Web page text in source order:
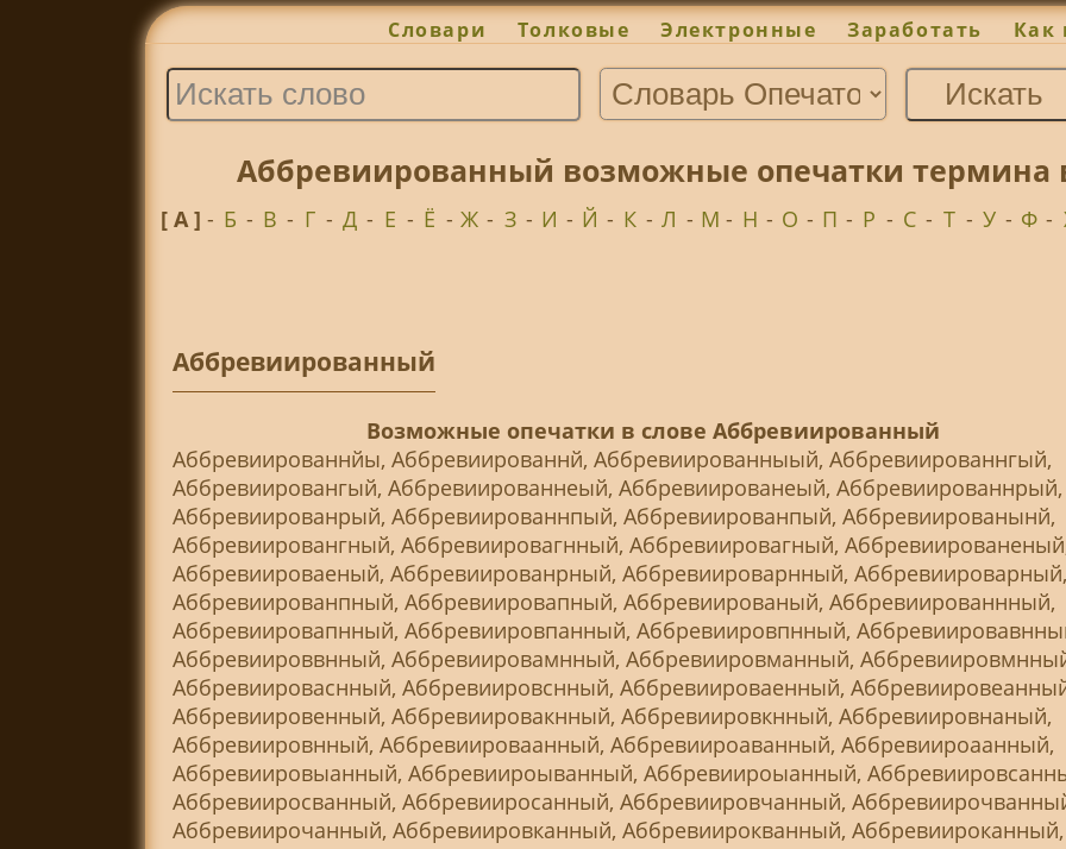
Словари Толковые Электронные Заработать Как
Аббревиированный возможные опечатки термина
[ А ] - Б - В - Г - Д - Е - Ё - Ж - З - И - Й - К - Л - М - Н - О - П - Р - С - Т - У - Ф -
Аббревиированный
Возможные опечатки в слове Аббревиированный
Аббревиированнйы, Аббревиированнй, Аббревиированныый, Аббревиированнгый,
Аббревиировангый, Аббревиированнеый, Аббревиированеый, Аббревиированнрый,
Аббревиированрый, Аббревиированнпый, Аббревиированпый, Аббревиированынй,
Аббревиировангный, Аббревиировагнный, Аббревиировагный,
Аббревиироваеный, Аббревиированрный, Аббревиироварнный, Аббревиироварный,
Аббревиированпный, Аббревиировапный, Аббревиированый, Аббревиированнный,
Аббревиировапнный, Аббревиировпанный, Аббревиировпнный,
Аббревиироввнный, Аббревиировамнный, Аббревиировманный,
Аббревиироваснный, Аббревиировснный, Аббревиироваенный,
Аббревиировенный, Аббревиировакнный, Аббревиировкнный, Аббревиировнаный,
Аббревиировнный, Аббревиироваанный, Аббревиироаванный, Аббревиироаанный,
Аббревиировыанный, Аббревиироыванный, Аббревиироыанный,
Аббревииросванный, Аббревииросанный, Аббревиировчанный,
Аббревиирочанный, Аббревиировканный, Аббревиирокванный, Аббревиироканный,